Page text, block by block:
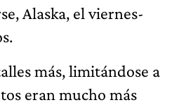
Alaska, el viernes-
más, limitándose a
eran mucho más